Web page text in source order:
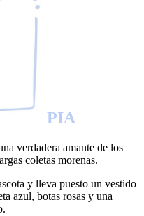
PIA
verdadera amante de los
coletas morenas.
y lleva puesto un vestido
azul, botas rosas y una